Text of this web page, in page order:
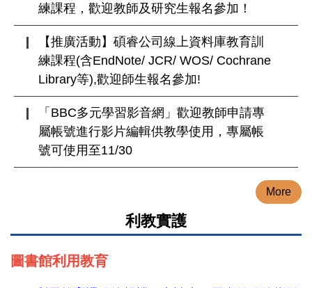
練課程，歡迎教師及研究生報名參加！
【推廣活動】碩睿公司線上資料庫教育訓
練課程(含EndNote/ JCR/ WOS/ Cochrane
Library等),歡迎師生報名參加!
「BBC多元學習影音網」歡迎教師申請專
屬帳號進行影片編輯供教學使用，專屬帳
號可使用至11/30
More
利教實護
圖書館利用教育